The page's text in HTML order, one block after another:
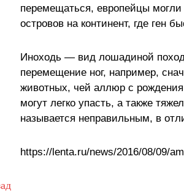
перемещаться, европейцы
островов на континент, где ген
Иноходь — вид лошадиной
перемещение ног, например,
животных, чей аллюр с
могут легко упасть, а также
называется неправильным, в
https://lenta.ru/news/2016/08/09/